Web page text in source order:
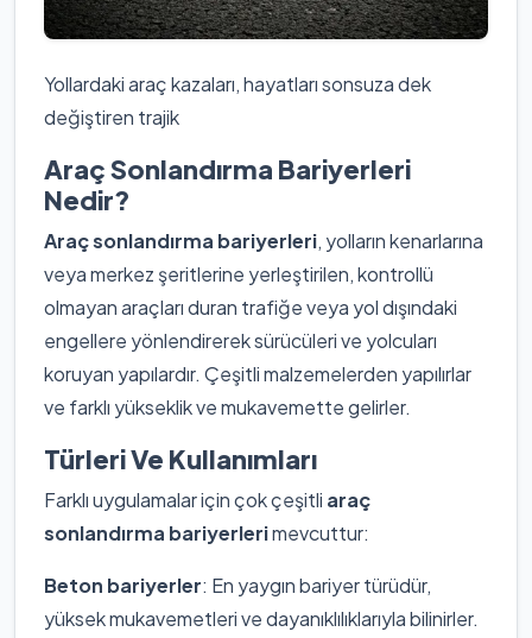
Yollardaki araç kazaları, hayatları sonsuza dek
değiştiren trajik
Araç Sonlandırma Bariyerleri
Nedir?
Araç sonlandırma bariyerleri, yolların kenarlarına
veya merkez şeritlerine yerleştirilen, kontrollü
olmayan araçları duran trafiğe veya yol dışındaki
engellere yönlendirerek sürücüleri ve yolcuları
koruyan yapılardır. Çeşitli malzemelerden yapılırlar
ve farklı yükseklik ve mukavemette gelirler.
Türleri Ve Kullanımları
Farklı uygulamalar için çok çeşitli araç
sonlandırma bariyerlerimevcuttur:
Beton bariyerler: En yaygın bariyer türüdür,
yüksek mukavemetleri ve dayanıklılıklarıyla bilinirler.